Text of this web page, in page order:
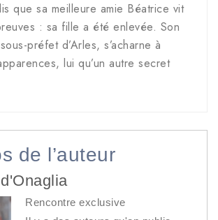
que sa meilleure amie Béatrice vit
: sa fille a été enlevée. Son
préfet d’Arles, s’acharne à
lui qu’un autre secret
de l’auteur
Rencontre exclusive